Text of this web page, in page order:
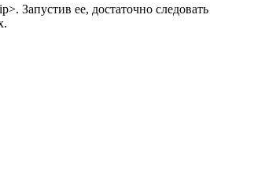
Запустив ее, достаточно следовать